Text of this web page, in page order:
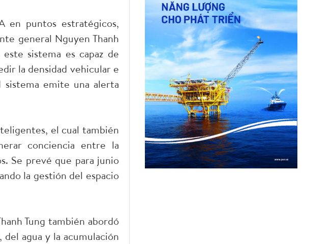
en puntos estratégicos,
general Nguyen Thanh
sistema es capaz de
la densidad vehicular e
emite una alerta
el cual también
conciencia entre la
Se prevé que para junio
la gestión del espacio
Tung también abordó
agua y la acumulación